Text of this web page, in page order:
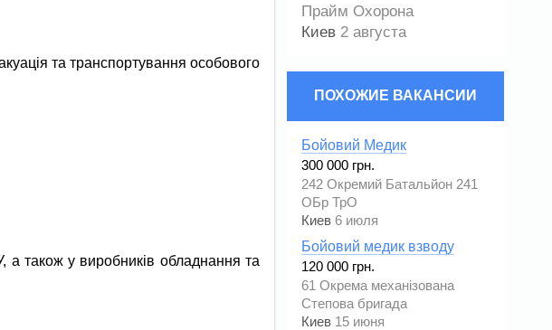
та транспортування особового
а також у виробників обладнання та
Прайм Охорона
Киев 2 августа
ПОХОЖИЕ ВАКАНСИИ
Бойовий Медик
300 000 грн.
242 Окремий Батальйон 241
ОБр ТрО
Киев 6 июля
Бойовий медик взводу
120 000 грн.
61 Окрема механізована
Степова бригада
Киев 15 июня